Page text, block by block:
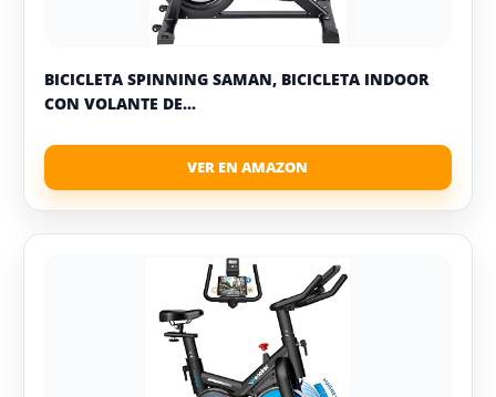
BICICLETA SPINNING SAMAN, BICICLETA INDOOR
CON VOLANTE DE...